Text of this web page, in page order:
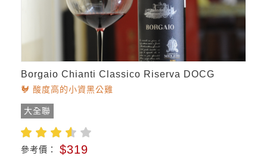
Borgaio Chianti Classico Riserva DOCG
🐓 酸度高的小資黑公雞
大全聯
參考價： $319